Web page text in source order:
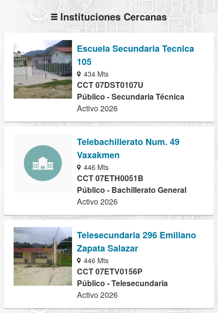
Instituciones Cercanas
Escuela Secundaria Tecnica
105
434 Mts
CCT 07DST0107U
Público - Secundaria Técnica
Activo 2026
Telebachillerato Num. 49
Vaxakmen
446 Mts
CCT 07ETH0051B
Público - Bachillerato General
Activo 2026
Telesecundaria 296 Emiliano
Zapata Salazar
446 Mts
CCT 07ETV0156P
Público - Telesecundaria
Activo 2026